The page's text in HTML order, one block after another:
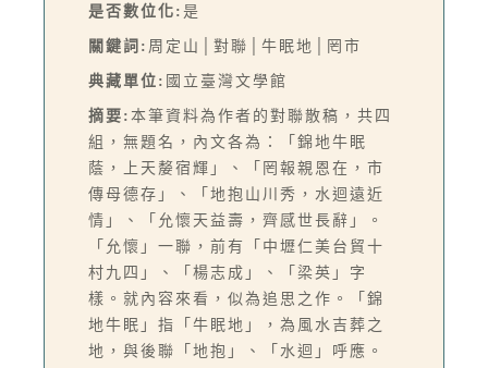
是否數位化: 是
關鍵詞: 周定山│對聯│牛眠地│罔市
典藏單位: 國立臺灣文學館
摘要: 本筆資料為作者的對聯散稿，共四
組，無題名，內文各為：「錦地牛眠
蔭，上天嫠宿輝」、「罔報親恩在，市
傳母德存」、「地抱山川秀，水迴遠近
情」、「允懷天益壽，齊感世長辭」。
「允懷」一聯，前有「中壢仁美台貿十
村九四」、「楊志成」、「梁英」字
樣。就內容來看，似為追思之作。「錦
地牛眠」指「牛眠地」，為風水吉葬之
地，與後聯「地抱」、「水迴」呼應。